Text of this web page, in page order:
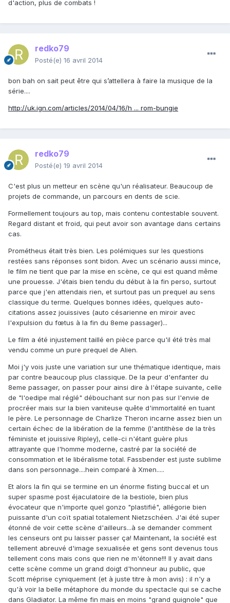
d'action, plus de combats !
redko79
Posté(e) 16 avril 2014
bon bah on sait peut être qui s’attellera à faire la musique de la
série....
http://uk.ign.com/articles/2014/04/16/h ... rom-bungie
redko79
Posté(e) 19 avril 2014
C'est plus un metteur en scène qu'un réalisateur. Beaucoup de
projets de commande, un parcours en dents de scie.
Formellement toujours au top, mais contenu contestable souvent.
Regard distant et froid, qui peut avoir son avantage dans certains
cas.
Prométheus était très bien. Les polémiques sur les questions
restées sans réponses sont bidon. Avec un scénario aussi mince,
le film ne tient que par la mise en scène, ce qui est quand même
une prouesse. J'étais bien tendu du début à la fin perso, surtout
parce que j'en attendais rien, et surtout pas un prequel au sens
classique du terme. Quelques bonnes idées, quelques auto-
citations assez jouissives (auto césarienne en miroir avec
l'expulsion du fœtus à la fin du 8eme passager)...
Le film a été injustement taillé en pièce parce qu'il été très mal
vendu comme un pure prequel de Alien.
Moi j'y vois juste une variation sur une thématique identique, mais
par contre beaucoup plus classique. De la peur d'enfanter du
8eme passager, on passer pour ainsi dire à l'étape suivante, celle
de "l'oedipe mal réglé" débouchant sur non pas sur l'envie de
procréer mais sur la bien vaniteuse quête d'immortalité en tuant
le père. Le personnage de Charlize Theron incarne assez bien un
certain échec de la libération de la femme (l'antithèse de la très
féministe et jouissive Ripley), celle-ci n'étant guère plus
attrayante que l'homme moderne, castré par la société de
consommation et le libéralisme total. Fassbender est juste sublime
dans son personnage....hein comparé à Xmen.....
Et alors la fin qui se termine en un énorme fisting buccal et un
super spasme post éjaculatoire de la bestiole, bien plus
évocateur que n'importe quel gonzo "plastifié", allégorie bien
puissante d'un coït spatial totalement Nietzschéen. J'ai été super
étonné de voir cette scène d'ailleurs...à se demander comment
les censeurs ont pu laisser passer ça! Maintenant, la société est
tellement abreuvé d'image sexualisée et gens sont devenus tous
tellement cons mais cons que rien ne m'étonne!!! Il y avait dans
cette scène comme un grand doigt d'honneur au public, que
Scott méprise cyniquement (et à juste titre à mon avis) : il n'y a
qu'à voir la belle métaphore du monde du spectacle qui se cache
dans Gladiator. La même fin mais en moins "grand guignole" que